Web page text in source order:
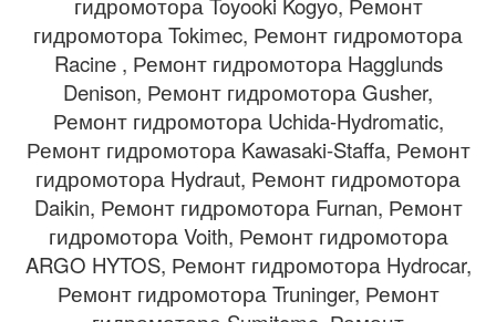
гидромотора Tokimec, Ремонт гидромотора
Racine , Ремонт гидромотора Hagglunds
Denison, Ремонт гидромотора Gusher,
Ремонт гидромотора Uchida-Hydromatic,
Ремонт гидромотора Kawasaki-Staffa, Ремонт
гидромотора Hydraut, Ремонт гидромотора
Daikin, Ремонт гидромотора Furnan, Ремонт
гидромотора Voith, Ремонт гидромотора
ARGO HYTOS, Ремонт гидромотора Hydrocar,
Ремонт гидромотора Truninger, Ремонт